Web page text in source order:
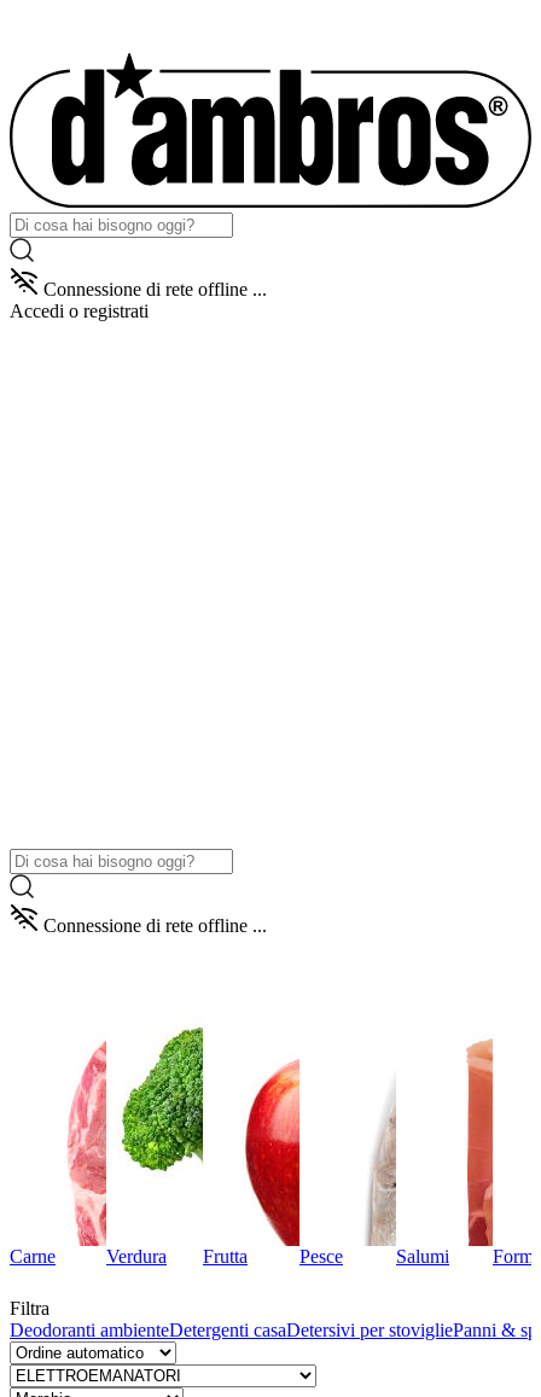
Connessione di rete offline ...
Accedi o registrati
Connessione di rete offline ...
Carne Verdura Frutta Pesce Salumi
Filtra
Deodoranti ambienteDetergenti casaDetersivi per stovigliePanni &